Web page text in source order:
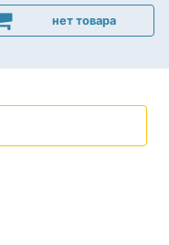
нет товара